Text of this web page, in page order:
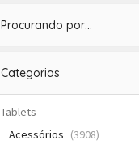
Procurando por…
Categorias
Tablets
Acessórios (3908)